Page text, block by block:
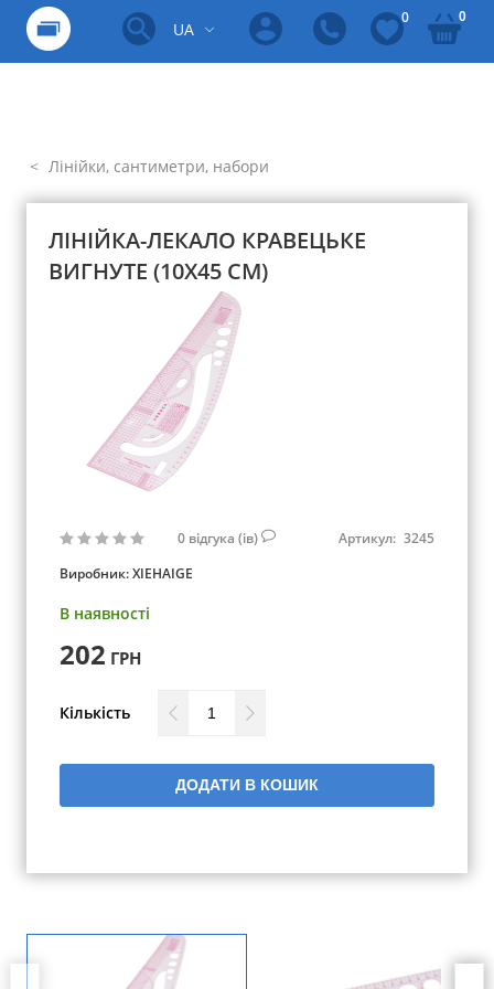
UA
0 0
Лінійки, сантиметри, набори
ЛІНІЙКА-ЛЕКАЛО КРАВЕЦЬКЕ
ВИГНУТЕ (10Х45 СМ)
0 відгука (ів) Артикул: 3245
Виробник:XIEHAIGE
В наявності
202 ГРН
Кількість
ДОДАТИ В КОШИК